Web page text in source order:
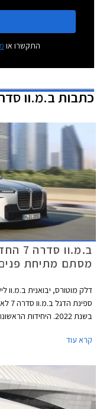
התקשרו או
כתבותב.מ.וו
מסתם מתיחת
דלק מוטורס, יבואנית
בשנת 2022.
להתחרות במרצדס S קלאס אשר גם היא עודכנה לאחרונה.
קרא עוד